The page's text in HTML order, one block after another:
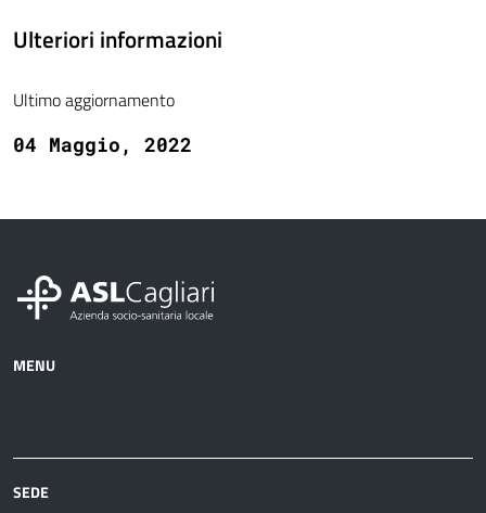
Ulteriori informazioni
Ultimo aggiornamento
04 Maggio, 2022
MENU
sanitarie
fare
SEDE